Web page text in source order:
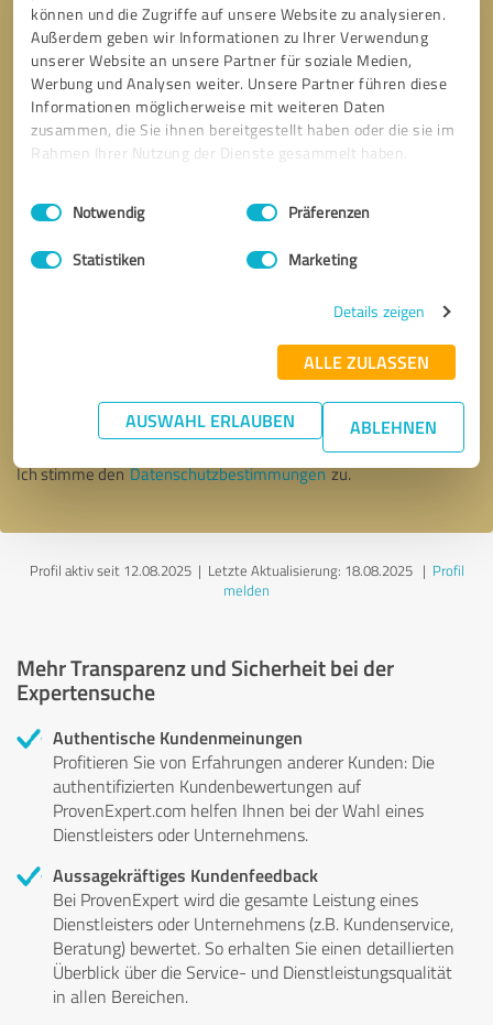
können und die Zugriffe auf unsere Website zu analysieren.
Außerdem geben wir Informationen zu Ihrer Verwendung
unserer Website an unsere Partner für soziale Medien,
Werbung und Analysen weiter. Unsere Partner führen diese
Informationen möglicherweise mit weiteren Daten
zusammen, die Sie ihnen bereitgestellt haben oder die sie im
Rahmen Ihrer Nutzung der Dienste gesammelt haben.
Impressum Datenschutzbestimmungen
Einwilligungsauswahl
Notwendig Präferenzen
Statistiken Marketing
Details zeigen
ALLE ZULASSEN
AUSWAHL ERLAUBEN ABLEHNEN
* Erforderliche Angaben
Nachricht senden
Ich stimme denDatenschutzbestimmungenzu.
Profil aktiv seit 12.08.2025 | Letzte Aktualisierung: 18.08.2025| Profil
melden
Mehr Transparenz und Sicherheit bei der
Expertensuche
Authentische Kundenmeinungen
Profitieren Sie von Erfahrungen anderer Kunden: Die
authentifizierten Kundenbewertungen auf
ProvenExpert.com helfen Ihnen bei der Wahl eines
Dienstleisters oder Unternehmens.
Aussagekräftiges Kundenfeedback
Bei ProvenExpert wird die gesamte Leistung eines
Dienstleisters oder Unternehmens (z.B. Kundenservice,
Beratung) bewertet. So erhalten Sie einen detaillierten
Überblick über die Service- und Dienstleistungsqualität
in allen Bereichen.